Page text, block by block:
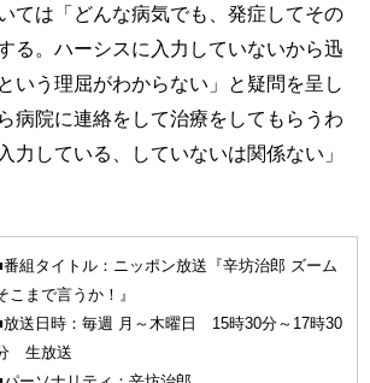
ては「どんな病気でも、発症してその
る。ハーシスに入力していないから迅
いう理屈がわからない」と疑問を呈し
病院に連絡をして治療をしてもらうわ
力している、していないは関係ない」
番組タイトル：ニッポン放送『辛坊治郎 ズーム
こまで言うか！』
放送日時：毎週 月～木曜日 15時30分～17時30
生放送